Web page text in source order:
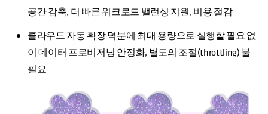
공간 감축, 더 빠른 워크로드 밸런싱 지원, 비용 절감
클라우드 자동 확장 덕분에 최대 용량으로 실행할 필요 없
이 데이터 프로비저닝 안정화, 별도의 조절(throttling) 불
필요